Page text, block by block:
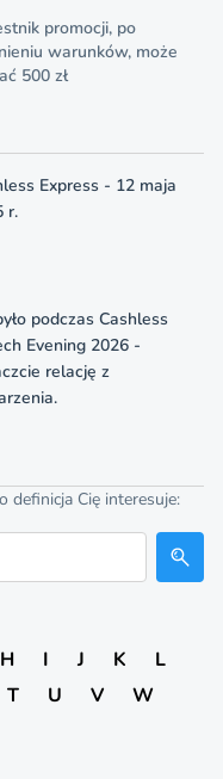
promocji, po
warunków, może
500 zł
Express - 12 maja
r.
podczas Cashless
Evening 2026 -
relację z
Cię interesuje:
H I J K
L
T U V
W